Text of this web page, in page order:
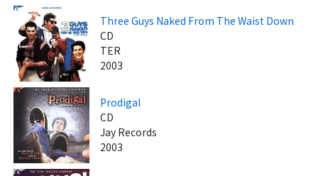
Three Guys Naked From The Waist Down
CD
TER
2003
Prodigal
CD
Jay Records
2003